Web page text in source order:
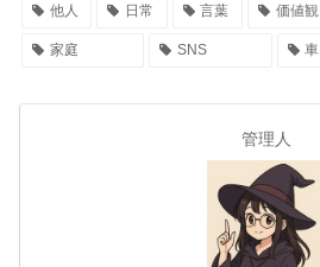
他人 日常 言葉 価値観
家庭 SNS 車
管理人